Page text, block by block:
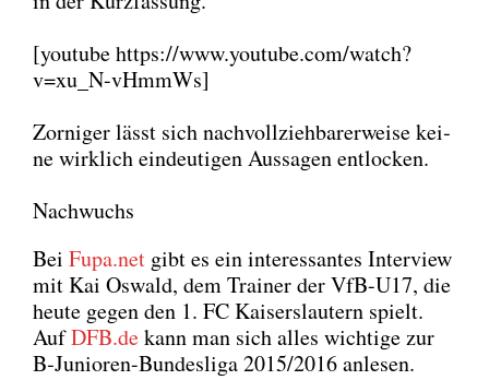
[you­tube https://www.youtube.com/watch?
v=xu_N-vHmmWs]
Zor­ni­ger lässt sich nach­voll­zieh­ba­rer­wei­se kei­
ne wirk­lich ein­deu­ti­gen Aus­sa­gen ent­lo­cken.
Nachwuchs
Bei Fupa.net gibt es ein inter­es­san­tes Inter­view
mit Kai Oswald, dem Trai­ner der VfB-U17, die
heu­te gegen den 1. FC Kai­sers­lau­tern spielt.
AufDFB.dekann man sich alles wich­ti­ge zur
B‑Ju­nio­ren-Bun­des­li­ga 2015/2016 anle­sen.